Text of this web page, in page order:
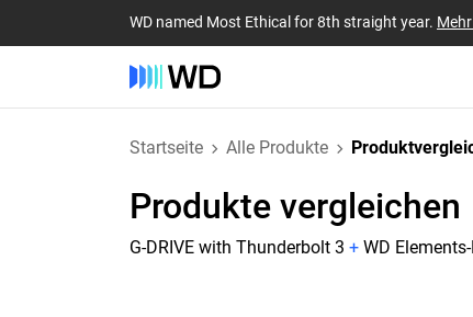
WD named Most Ethical for 8th straight year.
Startseite Alle Produkte
Produkte vergleichen
G-DRIVE with Thunderbolt 3 + WD